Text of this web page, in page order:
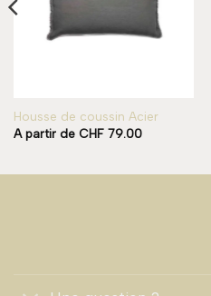
Housse de coussin Acier
A partir de CHF79.00